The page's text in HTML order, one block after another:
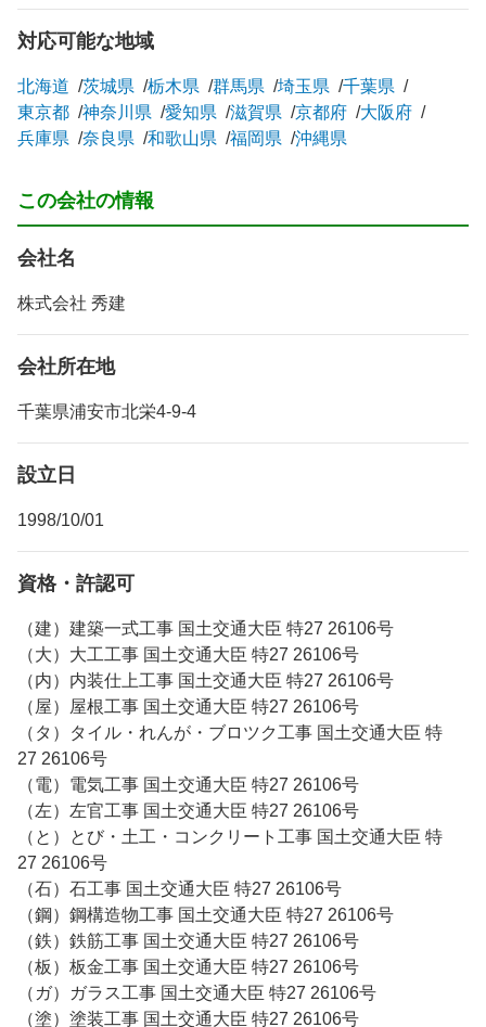
対応可能な地域
北海道 茨城県 栃木県 群馬県 埼玉県
千葉県
東京都
神奈川県 愛知県 滋賀県 京都府
大阪府
兵庫県
奈良県 和歌山県 福岡県 沖縄県
この会社の情報
会社名
株式会社 秀建
会社所在地
千葉県浦安市北栄4-9-4
設立日
1998/10/01
資格・許認可
（建）建築一式工事 国土交通大臣 特27 26106号
（大）大工工事 国土交通大臣 特27 26106号
（内）内装仕上工事 国土交通大臣 特27 26106号
（屋）屋根工事 国土交通大臣 特27 26106号
（タ）タイル・れんが・ブロツク工事 国土交通大臣 特
27 26106号
（電）電気工事 国土交通大臣 特27 26106号
（左）左官工事 国土交通大臣 特27 26106号
（と）とび・土工・コンクリート工事 国土交通大臣 特
27 26106号
（石）石工事 国土交通大臣 特27 26106号
（鋼）鋼構造物工事 国土交通大臣 特27 26106号
（鉄）鉄筋工事 国土交通大臣 特27 26106号
（板）板金工事 国土交通大臣 特27 26106号
（ガ）ガラス工事 国土交通大臣 特27 26106号
（塗）塗装工事 国土交通大臣 特27 26106号